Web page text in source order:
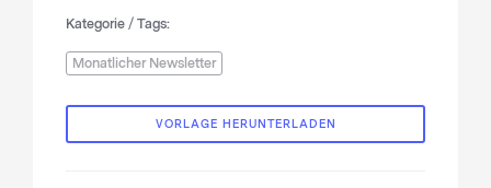
Kategorie / Tags:
Monatlicher Newsletter
VORLAGE HERUNTERLADEN